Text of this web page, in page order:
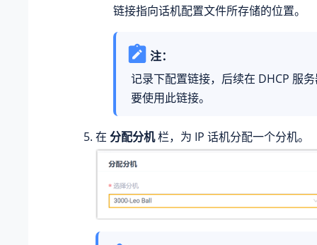
链接指向话机配置文件所存储的位置。
注：
记录下配置链接，后续在 DHCP 服
要使用此链接。
在 分配分机栏，为 IP 话机分配一个分机。